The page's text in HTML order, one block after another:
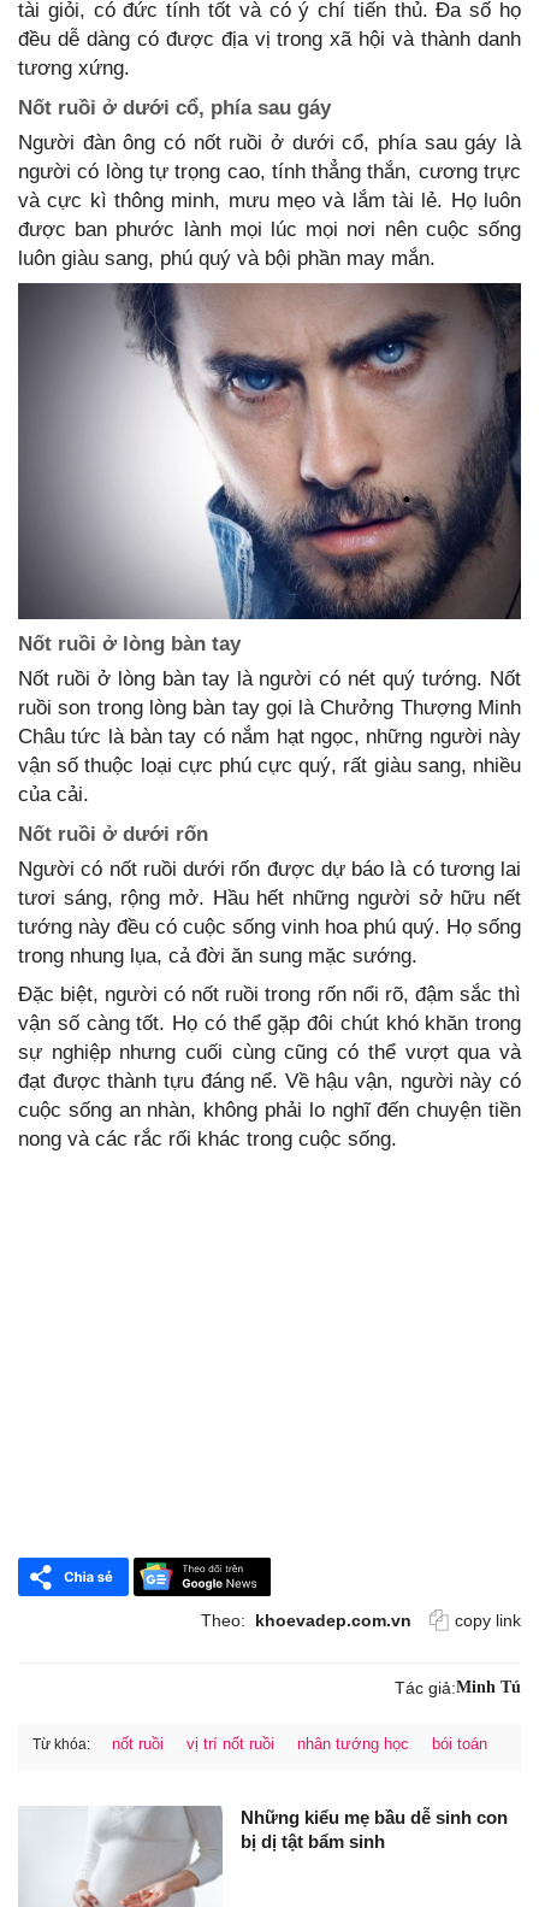
tài giỏi, có đức tính tốt và có ý chí tiến thủ. Đa số họ
đều dễ dàng có được địa vị trong xã hội và thành danh
tương xứng.
Nốt ruồi ở dưới cổ, phía sau gáy
Người đàn ông có nốt ruồi ở dưới cổ, phía sau gáy là
người có lòng tự trọng cao, tính thẳng thắn, cương trực
và cực kì thông minh, mưu mẹo và lắm tài lẻ. Họ luôn
được ban phước lành mọi lúc mọi nơi nên cuộc sống
luôn giàu sang, phú quý và bội phần may mắn.
Nốt ruồi ở lòng bàn tay
Nốt ruồi ở lòng bàn tay là người có nét quý tướng. Nốt
ruồi son trong lòng bàn tay gọi là Chưởng Thượng Minh
Châu tức là bàn tay có nắm hạt ngọc, những người này
vận số thuộc loại cực phú cực quý, rất giàu sang, nhiều
của cải.
Nốt ruồi ở dưới rốn
Người có nốt ruồi dưới rốn được dự báo là có tương lai
tươi sáng, rộng mở. Hầu hết những người sở hữu nết
tướng này đều có cuộc sống vinh hoa phú quý. Họ sống
trong nhung lụa, cả đời ăn sung mặc sướng.
Đặc biệt, người có nốt ruồi trong rốn nổi rõ, đậm sắc thì
vận số càng tốt. Họ có thể gặp đôi chút khó khăn trong
sự nghiệp nhưng cuối cùng cũng có thể vượt qua và
đạt được thành tựu đáng nể. Về hậu vận, người này có
cuộc sống an nhàn, không phải lo nghĩ đến chuyện tiền
nong và các rắc rối khác trong cuộc sống.
Theo: khoevadep.com.vn copy link
Tác giả:Minh Tú
Từ khóa: nốt ruồi vị trí nốt ruồi nhân tướng học bói toán
Những kiểu mẹ bầu dễ sinh con
bị dị tật bẩm sinh